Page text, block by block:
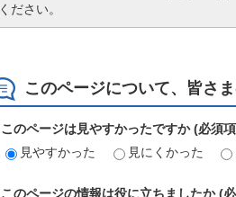
ください。
このページについて、皆さ
このページは見やすかったですか (必須
見やすかった
見にくかった
このページの情報は役に立ちましたか (